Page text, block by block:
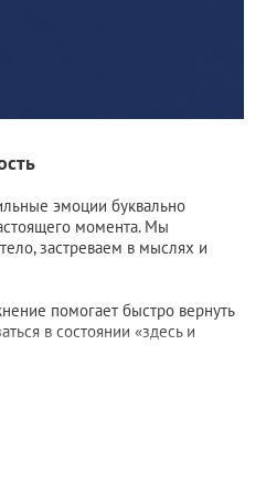
эмоции буквально
момента. Мы
застреваем в мыслях и
помогает быстро вернуть
в состоянии «здесь и